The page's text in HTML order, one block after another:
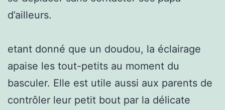
d’ailleurs.
etant donné que un doudou, la éclairage
apaise les tout-petits au moment du
basculer. Elle est utile aussi aux parents de
contrôler leur petit bout par la délicate